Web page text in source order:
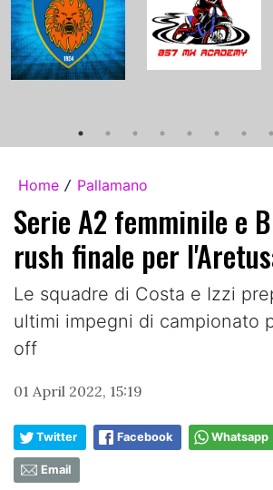
Home / Pallamano
Serie A2 femminile e
rush finale per
Le squadre di Costa e Izzi
ultimi impegni di campionato
off
01 April 2022, 15:19
Twitter Facebook Whatsapp
Email